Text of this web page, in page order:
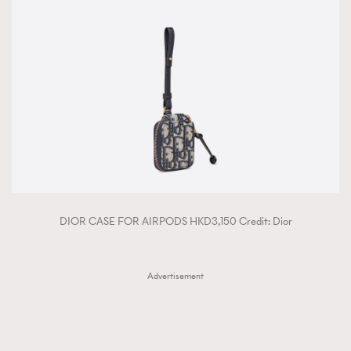
DIOR CASE FOR AIRPODS HKD3,150 Credit: Dior
Advertisement